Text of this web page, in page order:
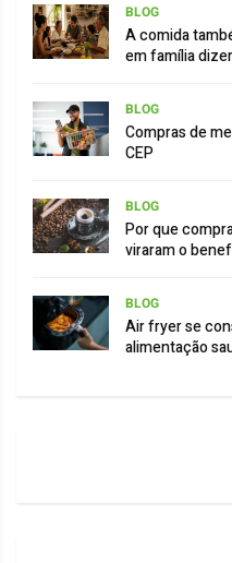
BLOG
A comida
em família
BLOG
Compras de
CEP
BLOG
Por que
viraram o
BLOG
Air fryer se
alimentação